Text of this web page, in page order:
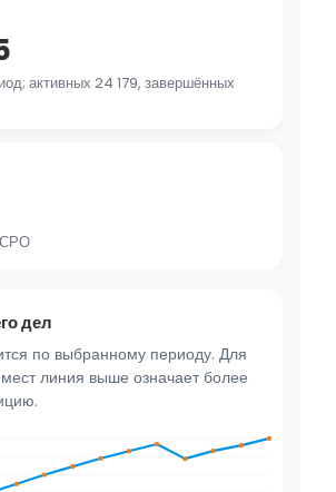
активных 24 179, завершённых
СРО
дел
по выбранному периоду. Для
линия выше означает более